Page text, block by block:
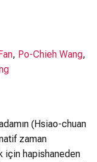
, Po-Chieh Wang,
(Hsiao-chuan
zaman
için hapishaneden